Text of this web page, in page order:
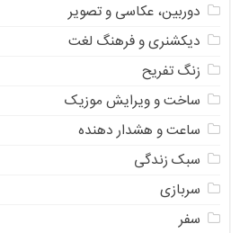
دوربین، عکاسی و تصویر
دیکشنری و فرهنگ لغت
زنگ تفریح
ساخت و ویرایش موزیک
ساعت و هشدار دهنده
سبک زندگی
سربازی
سفر